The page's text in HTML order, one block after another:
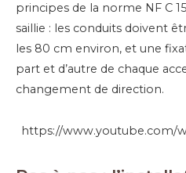
principes de la norme NF C
saillie : les conduits doivent
les 80 cm environ, et une
part et d’autre de chaque
changement de direction.
https://www.youtube.com/